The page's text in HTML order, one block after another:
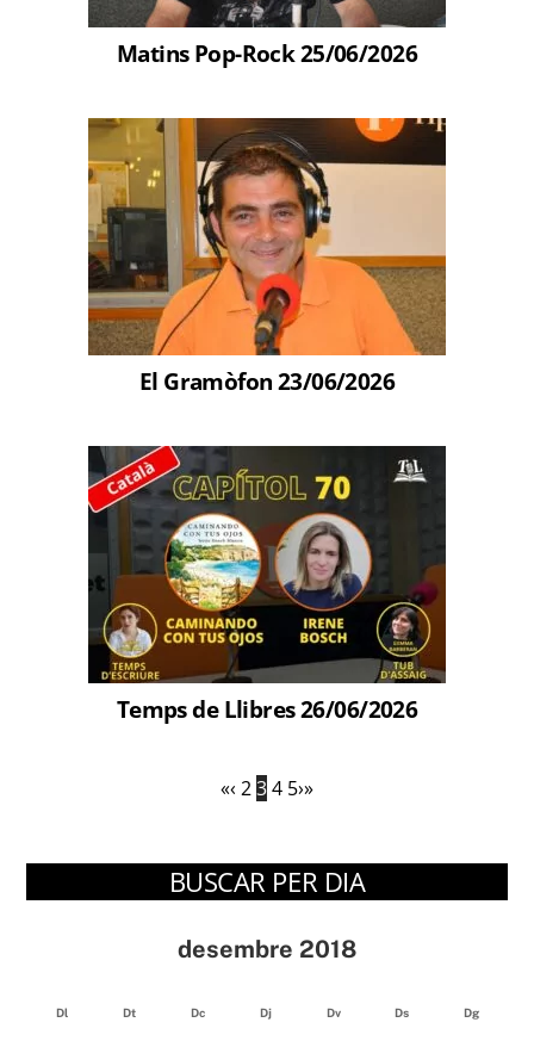
Matins Pop-Rock 25/06/2026
El Gramòfon 23/06/2026
Temps de Llibres 26/06/2026
«‹ 234 5›»
BUSCAR PER DIA
desembre 2018
Dl Dt Dc Dj Dv Ds Dg